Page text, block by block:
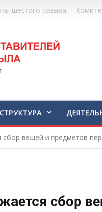
шестого созыва
СТРУКТУРА
вещей и предметов
сбор